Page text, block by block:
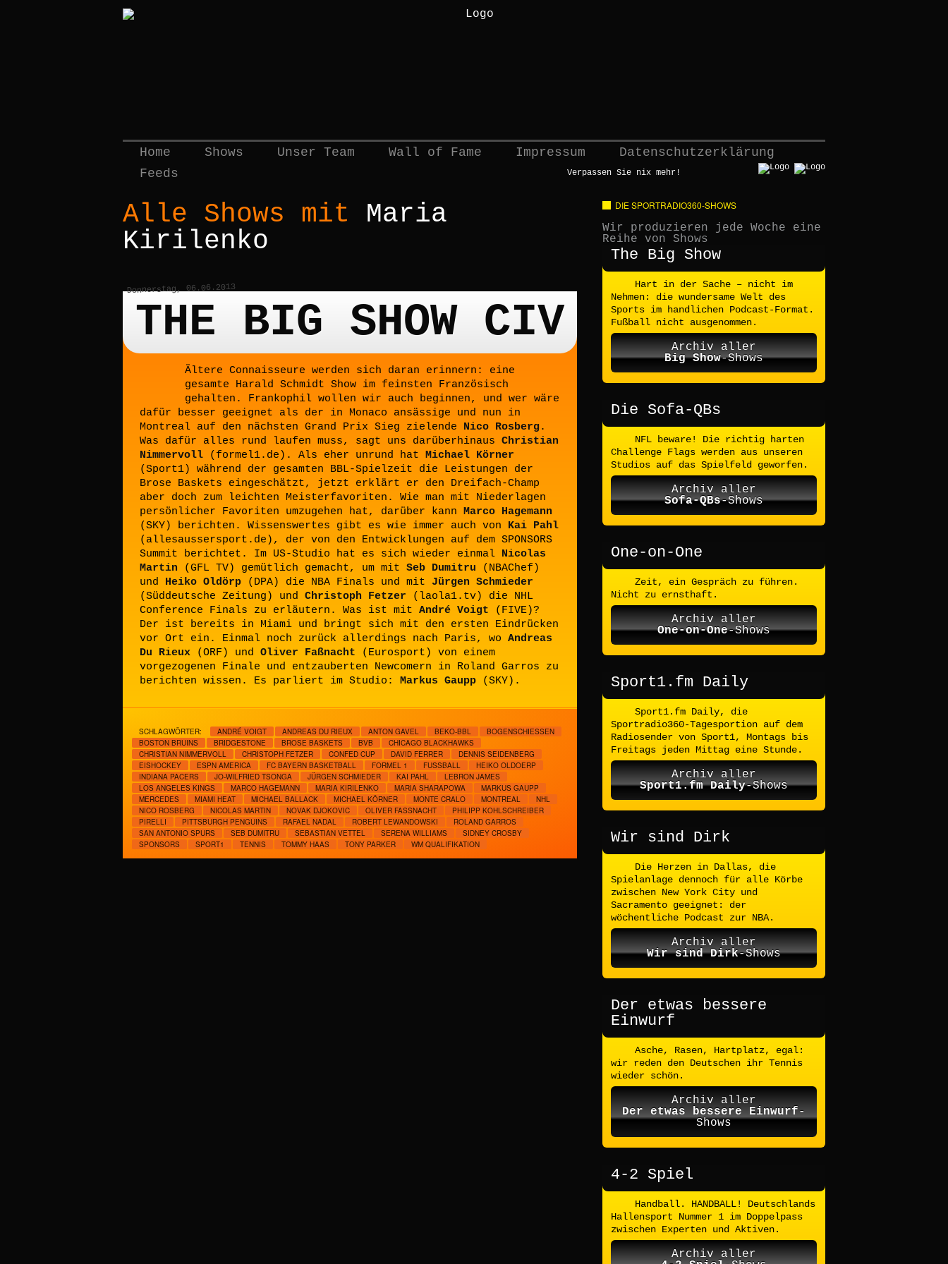
Home Shows Unser Team Wall of Fame Impressum
Datenschutzerklärung
Feeds
Verpassen Sie nix mehr!
Alle Shows mit Maria
Kirilenko
Donnerstag, 06.06.2013
THE BIG SHOW CIV
Ältere Connaisseure werden sich daran erinnern: eine
gesamte Harald Schmidt Show im feinsten Französisch
gehalten. Frankophil wollen wir auch beginnen, und wer wäre
dafür besser geeignet als der in Monaco ansässige und nun in
Montreal auf den nächsten Grand Prix Sieg zielende Nico Rosberg.
Was dafür alles rund laufen muss, sagt uns darüberhinaus Christian
Nimmervoll (formel1.de). Als eher unrund hat Michael Körner
(Sport1) während der gesamten BBL-Spielzeit die Leistungen der
Brose Baskets eingeschätzt, jetzt erklärt er den Dreifach-Champ
aber doch zum leichten Meisterfavoriten. Wie man mit Niederlagen
persönlicher Favoriten umzugehen hat, darüber kann Marco Hagemann
(SKY) berichten. Wissenswertes gibt es wie immer auch von Kai Pahl
(allesaussersport.de), der von den Entwicklungen auf dem SPONSORS
Summit berichtet. Im US-Studio hat es sich wieder einmal Nicolas
Martin (GFL TV) gemütlich gemacht, um mit Seb Dumitru (NBAChef)
und Heiko Oldörp (DPA) die NBA Finals und mit Jürgen Schmieder
(Süddeutsche Zeitung) und Christoph Fetzer (laola1.tv) die NHL
Conference Finals zu erläutern. Was ist mit André Voigt (FIVE)?
Der ist bereits in Miami und bringt sich mit den ersten Eindrücken
vor Ort ein. Einmal noch zurück allerdings nach Paris, wo Andreas
Du Rieux (ORF) und Oliver Faßnacht (Eurosport) von einem
vorgezogenen Finale und entzauberten Newcomern in Roland Garros zu
berichten wissen. Es parliert im Studio: Markus Gaupp (SKY).
SCHLAGWÖRTER: ANDRÉ VOIGT ANDREAS DU RIEUX ANTON GAVEL BEKO-BBL
BOGENSCHIESSEN
BOSTON BRUINS
BRIDGESTONE BROSE BASKETS BVB
CHICAGO BLACKHAWKS
CHRISTIAN NIMMERVOLL
CHRISTOPH FETZER CONFED CUP DAVID FERRER
DENNIS SEIDENBERG
EISHOCKEY
ESPN AMERICA FC BAYERN BASKETBALL FORMEL 1 FUSSBALL
HEIKO OLDOERP
INDIANA PACERS
JO-WILFRIED TSONGA JÜRGEN SCHMIEDER KAI PAHL
LEBRON JAMES
LOS ANGELES KINGS
MARCO HAGEMANN MARIA KIRILENKO MARIA SHARAPOWA
MARKUS GAUPP
MERCEDES
MIAMI HEAT MICHAEL BALLACK MICHAEL KÖRNER MONTE CRALO MONTREAL
NHL
NICO ROSBERG
NICOLAS MARTIN NOVAK DJOKOVIC OLIVER FASSNACHT
PHILIPP KOHLSCHREIBER
PIRELLI
PITTSBURGH PENGUINS RAFAEL NADAL ROBERT LEWANDOWSKI
ROLAND GARROS
SAN ANTONIO SPURS
SEB DUMITRU SEBASTIAN VETTEL SERENA WILLIAMS
SIDNEY CROSBY
SPONSORS
SPORT1 TENNIS TOMMY HAAS TONY PARKER WM QUALIFIKATION
DIE SPORTRADIO360-SHOWS
Wir produzieren jede Woche eine
Reihe von Shows
The Big Show
Hart in der Sache – nicht im
Nehmen: die wundersame Welt des
Sports im handlichen Podcast-Format.
Fußball nicht ausgenommen.
Archiv aller
Big Show-Shows
Die Sofa-QBs
NFL beware! Die richtig harten
Challenge Flags werden aus unseren
Studios auf das Spielfeld geworfen.
Archiv aller
Sofa-QBs-Shows
One-on-One
Zeit, ein Gespräch zu führen.
Nicht zu ernsthaft.
Archiv aller
One-on-One-Shows
Sport1.fm Daily
Sport1.fm Daily, die
Sportradio360-Tagesportion auf dem
Radiosender von Sport1, Montags bis
Freitags jeden Mittag eine Stunde.
Archiv aller
Sport1.fm Daily-Shows
Wir sind Dirk
Die Herzen in Dallas, die
Spielanlage dennoch für alle Körbe
zwischen New York City und
Sacramento geeignet: der
wöchentliche Podcast zur NBA.
Archiv aller
Wir sind Dirk-Shows
Der etwas bessere
Einwurf
Asche, Rasen, Hartplatz, egal:
wir reden den Deutschen ihr Tennis
wieder schön.
Archiv aller
Der etwas bessere Einwurf-
Shows
4-2 Spiel
Handball. HANDBALL! Deutschlands
Hallensport Nummer 1 im Doppelpass
zwischen Experten und Aktiven.
Archiv aller